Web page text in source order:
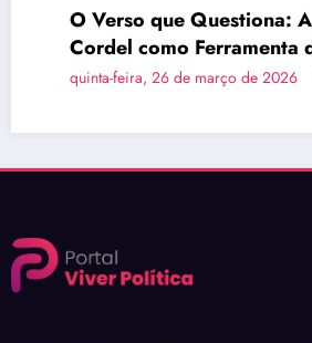
O Verso que Questiona: A
Cordel como Ferramenta de
Política
quinta-feira, 26 de março de 2026